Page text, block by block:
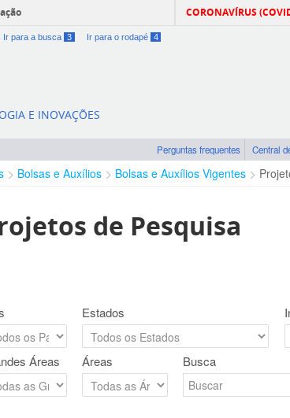
CORONAVÍRUS
Ir para a busca 3 Ir para o rodapé 4
E INOVAÇÕES
Perguntas frequentes Central
Bolsas e Auxílios Bolsas e Auxílios Vigentes
de Pesquisa
Estados
Áreas Áreas Busca